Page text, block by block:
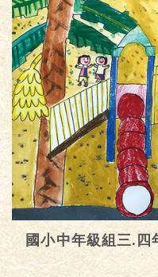
國小中年級組三.四